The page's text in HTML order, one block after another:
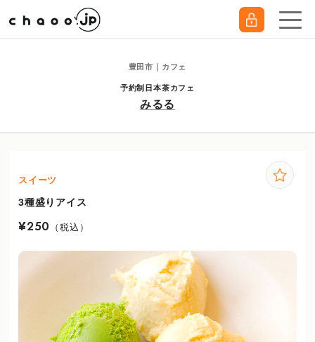
豊田市｜カフェ
予約制日本茶カフェ
みるる
スイーツ
3種盛りアイス
¥250 （税込）